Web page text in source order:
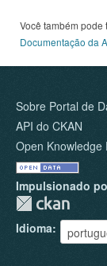
Você também pode
Documentação da
Sobre Portal de
API do CKAN
Open Knowledge
Impulsionado
Idioma